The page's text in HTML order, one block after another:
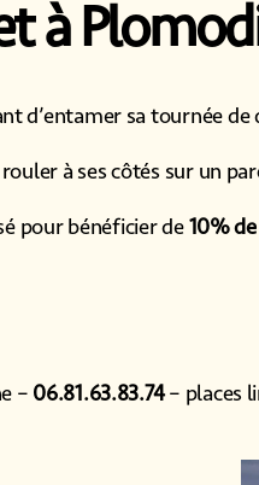
à
d’entamer sa tournée
à ses côtés sur un
pour bénéficier de10%
– 06.81.63.83.74– places